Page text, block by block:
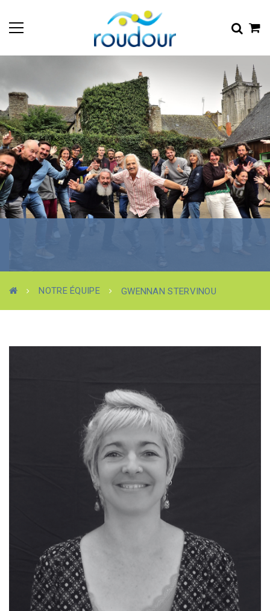
NOTRE ÉQUIPE GWENNAN STERVINOU